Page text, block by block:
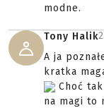
modne.
Tony Halik
A ja
kratka
Choć
na magi to